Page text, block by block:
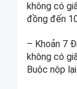
không có
đồng đến
– Khoản 7
không có
Buộc nộp